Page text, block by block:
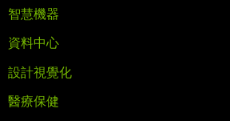
智慧機器
資料中心
設計視覺化
醫療保健